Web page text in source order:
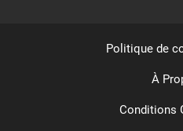
Politique de
À
Conditions